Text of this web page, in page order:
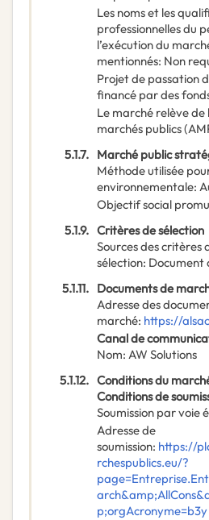
Les noms et les
professionnelles du
l’exécution du
mentionnés: Non
Projet de passation
financé par des
Le marché relève de
marchés publics
5.1.7. Marché public
Méthode utilisée
environnementale:
Objectif social promu
5.1.9. Critères de sélection
Sources des critères
sélection: Document
5.1.11. Documents de
Adresse des
marché: https://
Canal de
Nom: AW Solutions
5.1.12. Conditions du
Conditions de
Soumission par voie
Adresse de
soumission: https://
rchespublics.eu/?
p;orgAcronyme=b3y